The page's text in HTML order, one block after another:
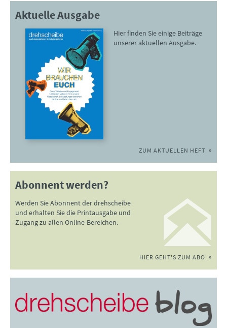
Aktuelle Ausgabe
Hier finden Sie einige Beiträge
unserer aktuellen Ausgabe.
ZUM AKTUELLEN HEFT
Abonnent werden?
Werden Sie Abonnent der drehscheibe
und erhalten Sie die Printausgabe und
Zugang zu allen Online-Bereichen.
HIER GEHT'S ZUM ABO